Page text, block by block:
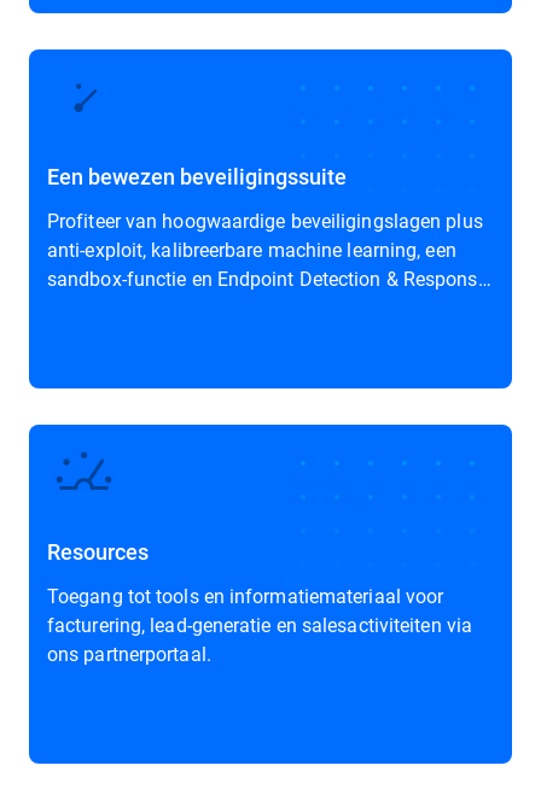
Een bewezen beveiligingssuite
Profiteer van hoogwaardige beveiligingslagen plus
anti-exploit, kalibreerbare machine learning, een
sandbox-functie en Endpoint Detection & Response
Resources
Toegang tot tools en informatiemateriaal voor
facturering, lead-generatie en salesactiviteiten via
ons partnerportaal.